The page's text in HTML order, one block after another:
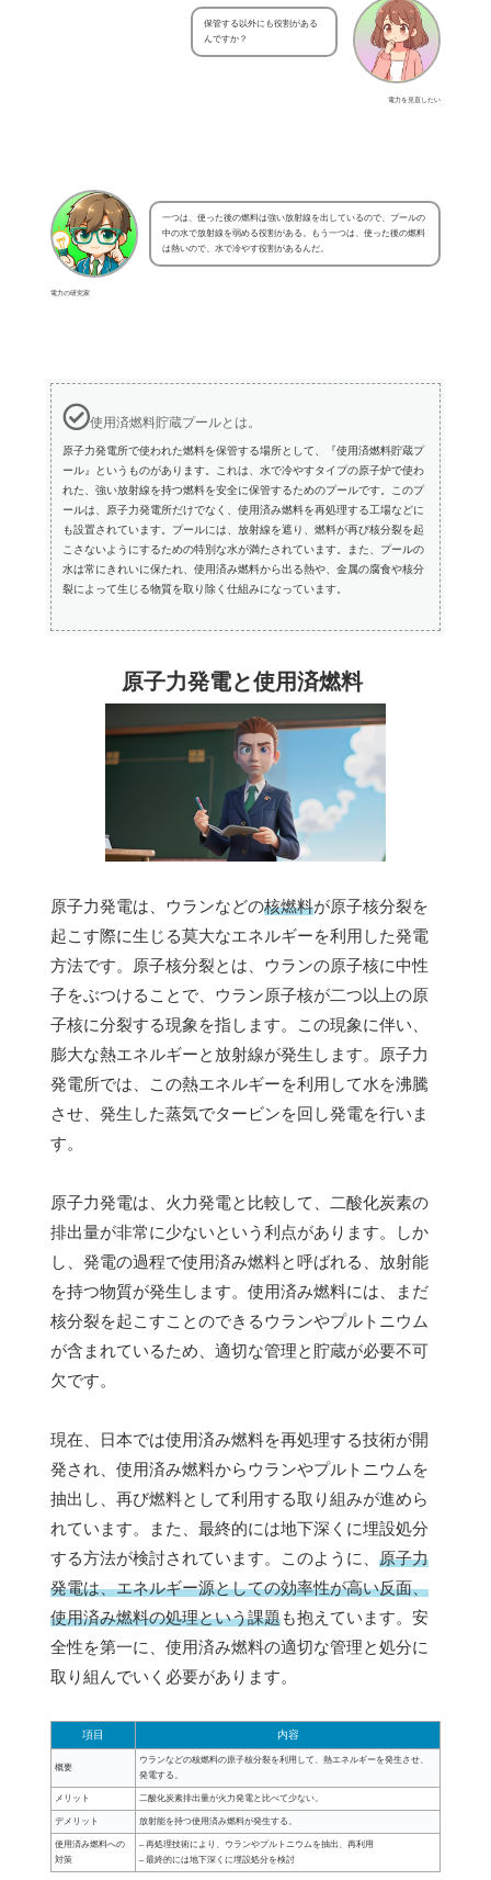
電力を見直したい
保管する以外にも役割がある
んですか？
電力の研究家
一つは、使った後の燃料は強い放射線を出しているので、プールの
中の水で放射線を弱める役割がある。もう一つは、使った後の燃料
は熱いので、水で冷やす役割があるんだ。
使用済燃料貯蔵プールとは。
原子力発電所で使われた燃料を保管する場所として、『使用済燃料貯蔵プ
ール』というものがあります。これは、水で冷やすタイプの原子炉で使わ
れた、強い放射線を持つ燃料を安全に保管するためのプールです。このプ
ールは、原子力発電所だけでなく、使用済み燃料を再処理する工場などに
も設置されています。プールには、放射線を遮り、燃料が再び核分裂を起
こさないようにするための特別な水が満たされています。また、プールの
水は常にきれいに保たれ、使用済み燃料から出る熱や、金属の腐食や核分
裂によって生じる物質を取り除く仕組みになっています。
原子力発電と使用済燃料
原子力発電は、ウランなどの核燃料が原子核分裂を
起こす際に生じる莫大なエネルギーを利用した発電
方法です。原子核分裂とは、ウランの原子核に中性
子をぶつけることで、ウラン原子核が二つ以上の原
子核に分裂する現象を指します。この現象に伴い、
膨大な熱エネルギーと放射線が発生します。原子力
発電所では、この熱エネルギーを利用して水を沸騰
させ、発生した蒸気でタービンを回し発電を行いま
す。
原子力発電は、火力発電と比較して、二酸化炭素の
排出量が非常に少ないという利点があります。しか
し、発電の過程で使用済み燃料と呼ばれる、放射能
を持つ物質が発生します。使用済み燃料には、まだ
核分裂を起こすことのできるウランやプルトニウム
が含まれているため、適切な管理と貯蔵が必要不可
欠です。
現在、日本では使用済み燃料を再処理する技術が開
発され、使用済み燃料からウランやプルトニウムを
抽出し、再び燃料として利用する取り組みが進めら
れています。また、最終的には地下深くに埋設処分
する方法が検討されています。このように、 原子力
発電は、エネルギー源としての効率性が高い反面、
使用済み燃料の処理という課題も抱えています。安
全性を第一に、使用済み燃料の適切な管理と処分に
取り組んでいく必要があります。
項目 内容
概要
ウランなどの核燃料の原子核分裂を利用して、熱エネルギーを発生させ、
発電する。
メリット 二酸化炭素排出量が火力発電と比べて少ない。
デメリット 放射能を持つ使用済み燃料が発生する。
使用済み燃料への
対策
– 再処理技術により、ウランやプルトニウムを抽出、再利用
– 最終的には地下深くに埋設処分を検討